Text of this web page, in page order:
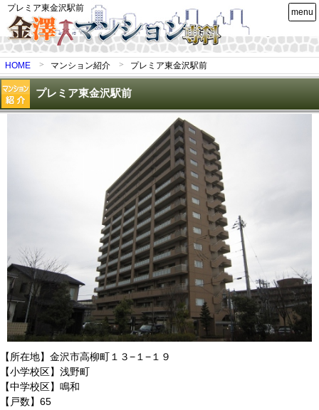
プレミア東金沢駅前
HOME マンション紹介 プレミア東金沢駅前
プレミア東金沢駅前
【所在地】金沢市高柳町１３−１−１９
【小学校区】浅野町
【中学校区】鳴和
【戸数】65
menu